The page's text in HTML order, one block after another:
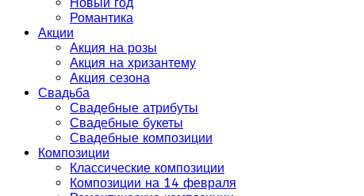
Романтика
Акции
Акция на розы
Акция на хризантему
Акция сезона
Свадьба
Свадебные атрибуты
Свадебные букеты
Свадебные композиции
Композиции
Классические композиции
Композиции на 14 февраля